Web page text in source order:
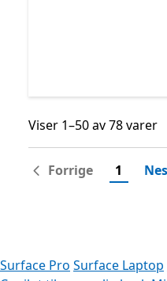
Viser 1–50 av 78 varer
Viser 1–50 av 78 varer
Forrige 1
Surface Pro Surface Laptop